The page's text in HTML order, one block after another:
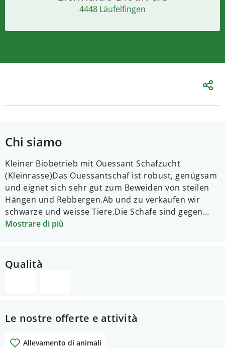
4448 Läufelfingen
Chi siamo
Kleiner Biobetrieb mit Ouessant Schafzucht
(Kleinrasse)Das Ouessantschaf ist robust, genügsam
und eignet sich sehr gut zum Beweiden von steilen
Hängen und Rebbergen.Ab und zu verkaufen wir
schwarze und weisse Tiere.Die Schafe sind gegen
Blauzungenkrankheit geimpft.
Mostrare di più
Qualità
Le nostre offerte e attività
Allevamento di animali